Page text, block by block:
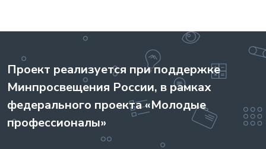
Проект реализуется при поддержке
Минпросвещения России, в рамках
федерального проекта «Молодые
профессионалы»